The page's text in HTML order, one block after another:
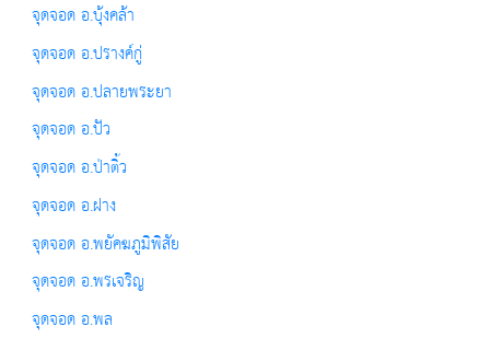
จุดจอด อ.บุ้งคล้า
จุดจอด อ.ปรางค์กู่
จุดจอด อ.ปลายพระยา
จุดจอด อ.ปัว
จุดจอด อ.ป่าติ้ว
จุดจอด อ.ฝาง
จุดจอด อ.พยัคฆภูมิพิสัย
จุดจอด อ.พรเจริญ
จุดจอด อ.พล